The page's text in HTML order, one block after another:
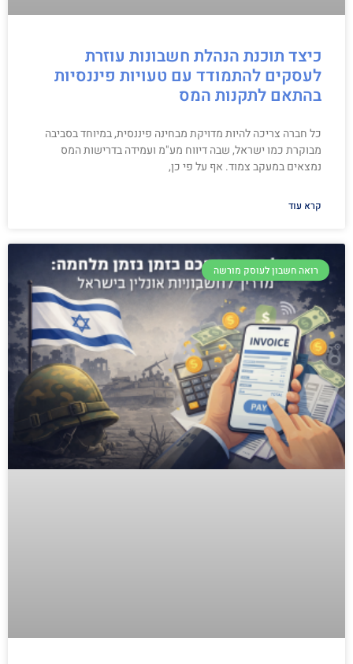
כיצד תוכנת הנהלת חשבונות עוזרת
לעסקים להתמודד עם טעויות פיננסיות
בהתאם לתקנות המס
כל חברה צריכה להיות מדויקת מבחינה פיננסית, במיוחד בסביבה
מבוקרת כמו ישראל, שבה דיווח מע"מ ועמידה בדרישות המס
נמצאים במעקב צמוד. אף על פי כן,
קרא עוד
רואה חשבון לעוסק מורשה